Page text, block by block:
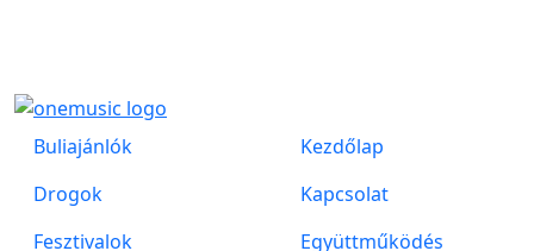
Buliajánlók
Drogok
Fesztivalok
Kezdőlap
Kapcsolat
Együttműködés